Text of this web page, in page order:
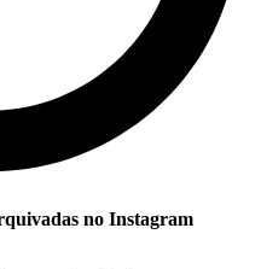
no Instagram